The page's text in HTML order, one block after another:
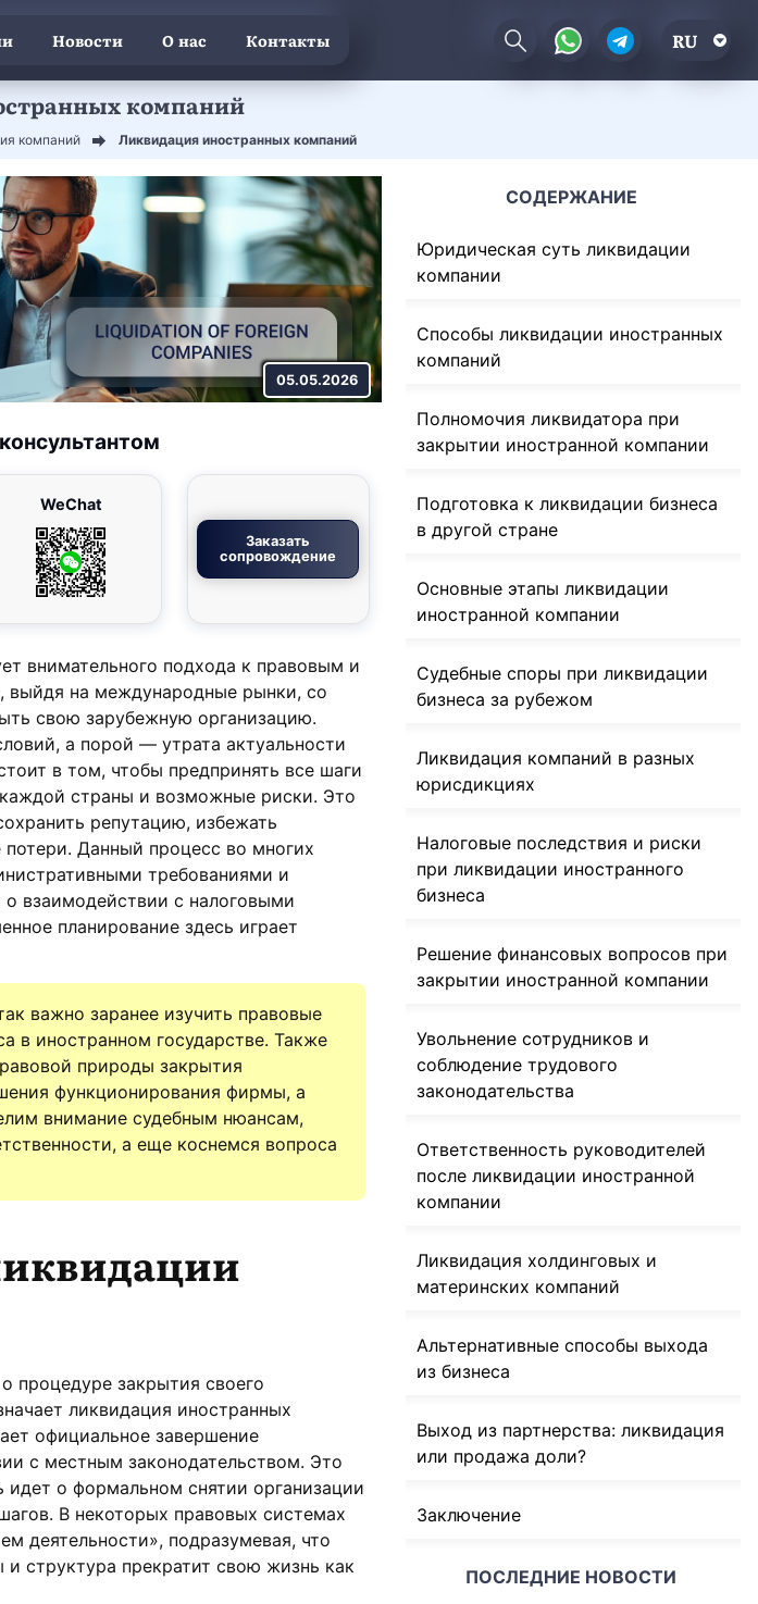
Новости О нас Контакты RU
компаний
компаний Ликвидация иностранных компаний
05.05.2026
WeChat
Заказать
сопровождение
внимательного подхода к правовым и
выйдя на международные рынки, со
свою зарубежную организацию.
а порой — утрата актуальности
в том, чтобы предпринять все шаги
страны и возможные риски. Это
репутацию, избежать
Данный процесс во многих
требованиями и
взаимодействии с налоговыми
планирование здесь играет
важно заранее изучить правовые
в иностранном государстве. Также
природы закрытия
функционирования фирмы, а
внимание судебным нюансам,
а еще коснемся вопроса
процедуре закрытия своего
ликвидация иностранных
официальное завершение
с местным законодательством. Это
идет о формальном снятии организации
В некоторых правовых системах
деятельности», подразумевая, что
и структура прекратит свою жизнь как
СОДЕРЖАНИЕ
Юридическая суть ликвидации
компании
Способы ликвидации иностранных
компаний
Полномочия ликвидатора при
закрытии иностранной компании
Подготовка к ликвидации бизнеса
в другой стране
Основные этапы ликвидации
иностранной компании
Судебные споры при ликвидации
бизнеса за рубежом
Ликвидация компаний в разных
юрисдикциях
Налоговые последствия и риски
при ликвидации иностранного
бизнеса
Решение финансовых вопросов при
закрытии иностранной компании
Увольнение сотрудников и
соблюдение трудового
законодательства
Ответственность руководителей
после ликвидации иностранной
компании
Ликвидация холдинговых и
материнских компаний
Альтернативные способы выхода
из бизнеса
Выход из партнерства: ликвидация
или продажа доли?
Заключение
ПОСЛЕДНИЕ НОВОСТИ